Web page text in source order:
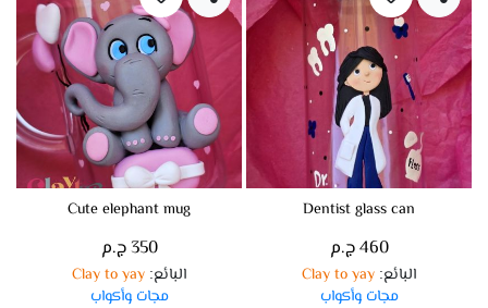
Dentist glass can
460 ج.م
البائع:
Clay to yay
مجات وأكواب
Cute elephant mug
350 ج.م
البائع:
Clay to yay
مجات وأكواب